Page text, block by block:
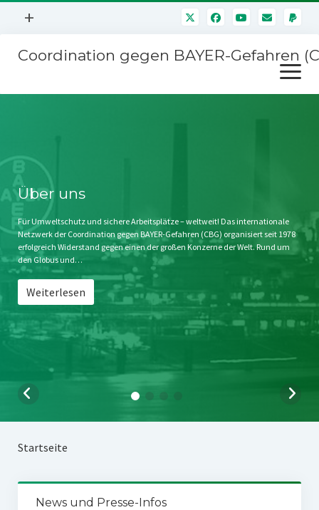
Menü
+
Mitmachen
Kontakt
Impressum
Störfälle
Coordination gegen BAYER-Gefahren
Menü
öffnen
Stichwort BAYER
Jahrestagung
SPENDEN
Über uns
Für Umweltschutz und sichere Arbeitsplätze – weltweit! Das internationale
Netzwerk der Coordination gegen BAYER-Gefahren (CBG) organisiert seit 1978
erfolgreich Widerstand gegen einen der großen Konzerne der Welt. Rund um
den Globus und…
Weiterlesen
Startseite
News und Presse-Infos